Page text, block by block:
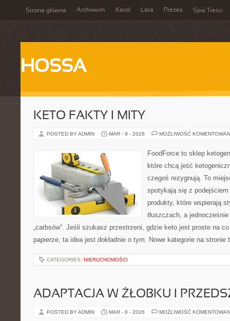
Strona główna Archiwum Karol Lata Prezes Spis Treści
HOSSA
KETO FAKTY I MITY
POSTED BY ADMIN MAR - 9 - 2026 MOŻLIWOŚĆ
FoodForce to sklep
które chcą jeść
czegoś rezygnują. To
spotykają się z
produkty, które wspierają
tłuszczach, a
„carbsów”. Jeśli szukasz przestrzeni, gdzie keto jest proste na
papierze, ta idea jest dokładnie o tym. Nowe kategorie na
CATEGORIES: NIERUCHOMOŚCI
ADAPTACJA W ŻŁOBKU I
POSTED BY ADMIN MAR - 8 - 2026 MOŻLIWOŚĆ